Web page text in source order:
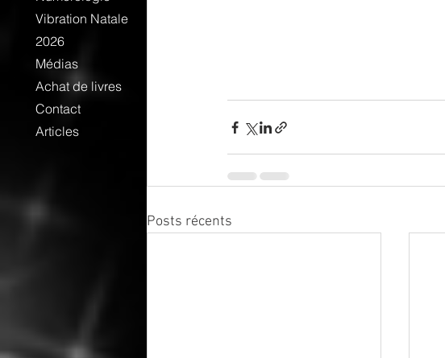
Vibration Natale
2026
Médias
Achat de livres
Contact
Articles
Posts récents